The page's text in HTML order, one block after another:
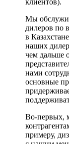
клиентов).
Мы
дилеров по
в
наших
чем дальше
нами
основные
Во-первых,
примеру,